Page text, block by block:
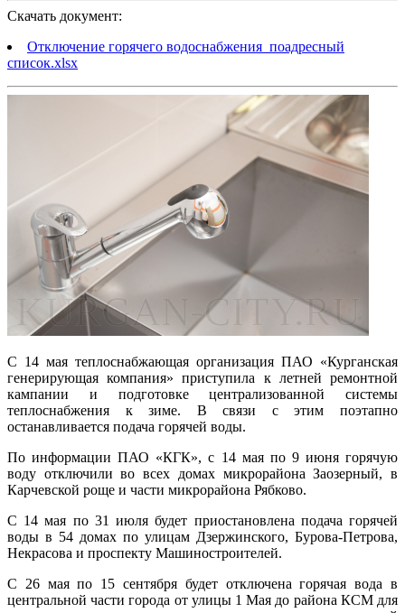
Скачать документ:
Отключение горячего водоснабжения_поадресный
список.xlsx
С 14 мая теплоснабжающая организация ПАО «Курганская
генерирующая компания» приступила к летней ремонтной
кампании и подготовке централизованной системы
теплоснабжения к зиме. В связи с этим поэтапно
останавливается подача горячей воды.
По информации ПАО «КГК», с 14 мая по 9 июня горячую
воду отключили во всех домах микрорайона Заозерный, в
Карчевской роще и части микрорайона Рябково.
С 14 мая по 31 июля будет приостановлена подача горячей
воды в 54 домах по улицам Дзержинского, Бурова-Петрова,
Некрасова и проспекту Машиностроителей.
С 26 мая по 15 сентября будет отключена горячая вода в
центральной части города от улицы 1 Мая до района КСМ для